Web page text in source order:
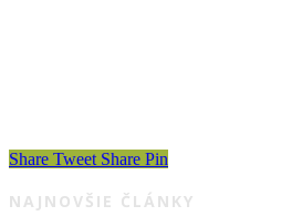
Share Tweet Share Pin
NAJNOVŠIE ČLÁNKY